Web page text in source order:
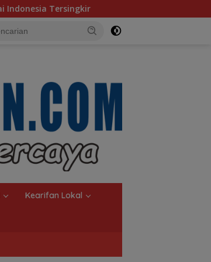
Indonesia Gagal ke Semifinal ASEAN
Kearifan Lokal